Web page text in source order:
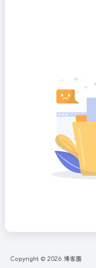
Copyright © 2026 博客圈